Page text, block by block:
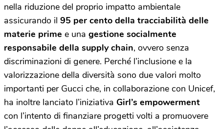
nella riduzione del proprio impatto ambientale
assicurando il 95 per cento della tracciabilità delle
materie prime e una gestione socialmente
responsabile della supply chain, ovvero senza
discriminazioni di genere. Perché l’inclusione e la
valorizzazione della diversità sono due valori molto
importanti per Gucci che, in collaborazione con Unicef,
ha inoltre lanciato l’iniziativa Girl’s empowerment
con l’intento di finanziare progetti volti a promuovere